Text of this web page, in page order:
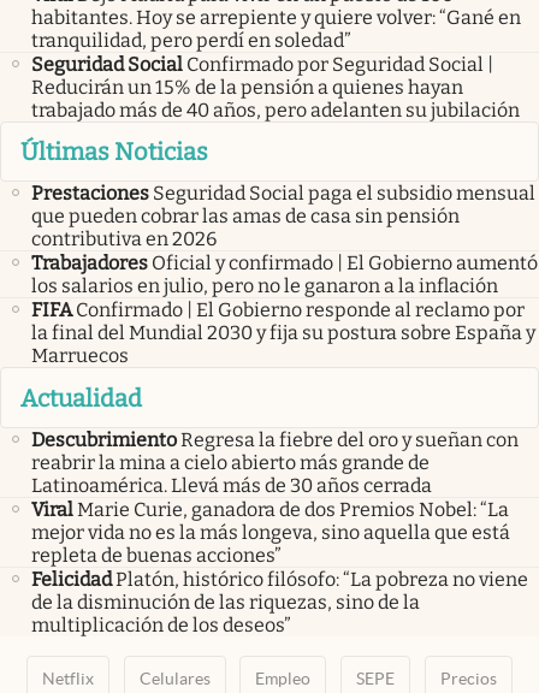
habitantes. Hoy se arrepiente y quiere volver: “Gané en
tranquilidad, pero perdí en soledad”
Seguridad Social Confirmado por Seguridad Social |
Reducirán un 15% de la pensión a quienes hayan
trabajado más de 40 años, pero adelanten su jubilación
Últimas Noticias
Prestaciones Seguridad Social paga el subsidio mensual
que pueden cobrar las amas de casa sin pensión
contributiva en 2026
Trabajadores Oficial y confirmado | El Gobierno aumentó
los salarios en julio, pero no le ganaron a la inflación
FIFA Confirmado | El Gobierno responde al reclamo por
la final del Mundial 2030 y fija su postura sobre España y
Marruecos
Actualidad
DescubrimientoRegresa la fiebre del oro y sueñan con
reabrir la mina a cielo abierto más grande de
Latinoamérica. Llevá más de 30 años cerrada
ViralMarie Curie, ganadora de dos Premios Nobel: “La
mejor vida no es la más longeva, sino aquella que está
repleta de buenas acciones”
FelicidadPlatón, histórico filósofo: “La pobreza no viene
de la disminución de las riquezas, sino de la
multiplicación de los deseos”
Netflix Celulares Empleo SEPE Precios